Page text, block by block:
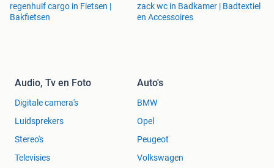
regenhuif cargo in Fietsen |
Bakfietsen
zack wc in Badkamer | Badtextiel
en Accessoires
Audio, Tv en Foto
Digitale camera's
Luidsprekers
Stereo's
Televisies
Auto's
BMW
Opel
Peugeot
Volkswagen